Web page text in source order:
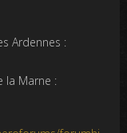
Ardennes :
la Marne :